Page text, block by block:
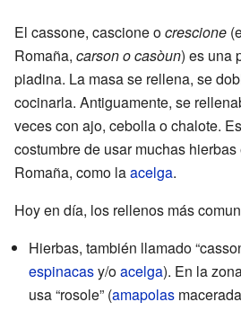
El cassone, cascione ocrescione
Romaña, carson o casòun) es una
piadina. La masa se rellena, se
cocinarla. Antiguamente, se
veces con ajo, cebolla o chalote.
costumbre de usar muchas
Romaña, como laacelga.
Hoy en día, los rellenos más
Hierbas, también llamado
espinacasy/oacelga). En la
usa “rosole” (amapolas